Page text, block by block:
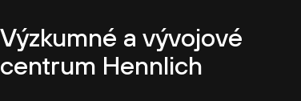
Výzkumné a vývojové
centrum Hennlich